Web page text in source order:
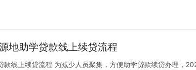
地助学贷款​线上续贷流程
线上续贷流程 为减少人员聚集，方便助学贷款续贷办理，